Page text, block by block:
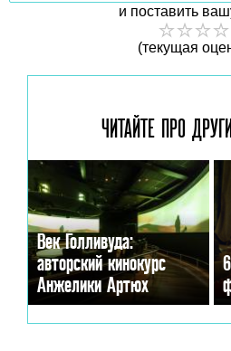
и поставить
(текущая
ЧИТАЙТЕ ПРО
Век Голливуда:
авторский кинокурс
Анжелики Артюх